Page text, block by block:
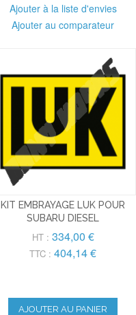
Ajouter à la liste d'envies
Ajouter au comparateur
KIT EMBRAYAGE LUK POUR
SUBARU DIESEL
HT : 334,00 €
TTC : 404,14 €
AJOUTER AU PANIER